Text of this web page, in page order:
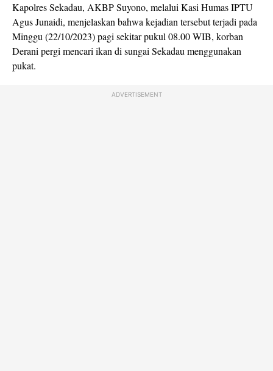
Kapolres Sekadau, AKBP Suyono, melalui Kasi Humas IPTU
Agus Junaidi, menjelaskan bahwa kejadian tersebut terjadi pada
Minggu (22/10/2023) pagi sekitar pukul 08.00 WIB, korban
Derani pergi mencari ikan di sungai Sekadau menggunakan
pukat.
ADVERTISEMENT